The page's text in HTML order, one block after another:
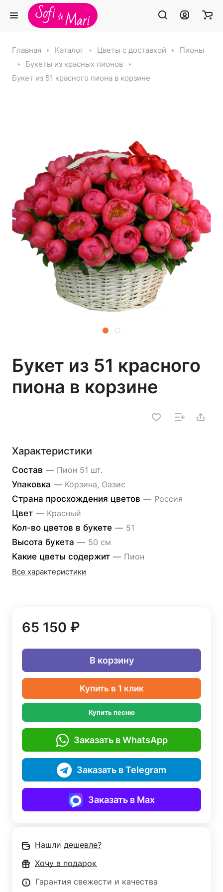
Главная Каталог Цветы с доставкой
Пионы
Букеты из красных пионов
Букет из 51 красного пиона в корзине
Букет из 51 красного
пиона в корзине
Характеристики
Состав — Пион 51 шт.
Упаковка — Корзина, Оазис
Страна просхождения цветов — Россия
Цвет — Красный
Кол-во цветов в букете — 51
Высота букета — 50 см
Какие цветы содержит — Пион
Все характеристики
65 150 ₽
В корзину
Купить в 1 клик
Купить песню
Заказать в WhatsApp
Заказать в Telegram
Заказать в Max
Нашли дешевле?
Хочу в подарок
Гарантия свежести и качества